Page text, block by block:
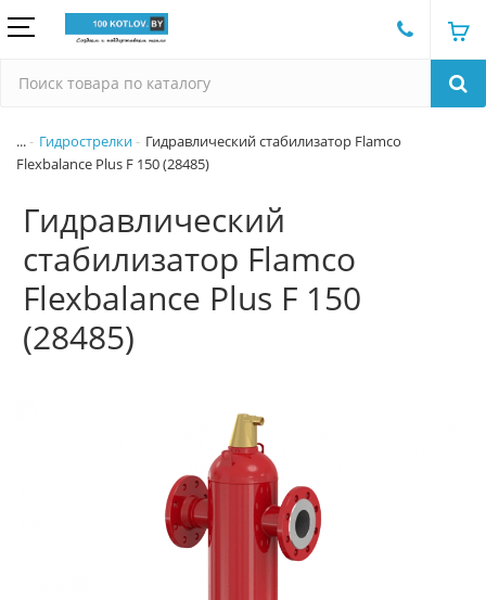
... Гидрострелки
Гидравлический стабилизатор Flamco
Flexbalance Plus F 150 (28485)
Гидравлический
стабилизатор Flamco
Flexbalance Plus F 150
(28485)